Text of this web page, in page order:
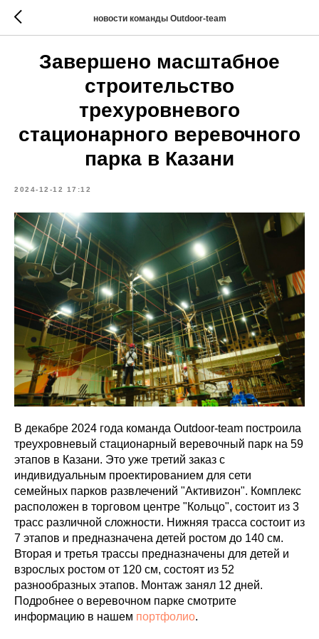
новости команды Outdoor-team
Завершено масштабное
строительство
трехуровневого
стационарного веревочного
парка в Казани
2024-12-12 17:12
В декабре 2024 года команда Outdoor-team построила
треухровневый стационарный веревочный парк на 59
этапов в Казани. Это уже третий заказ с
индивидуальным проектированием для сети
семейных парков развлечений "Активиzон". Комплекс
расположен в торговом центре "Кольцо", состоит из 3
трасс различной сложности. Нижняя трасса состоит из
7 этапов и предназначена детей ростом до 140 см.
Вторая и третья трассы предназначены для детей и
взрослых ростом от 120 см, состоят из 52
разнообразных этапов. Монтаж занял 12 дней.
Подробнее о веревочном парке смотрите
информацию в нашем портфолио.